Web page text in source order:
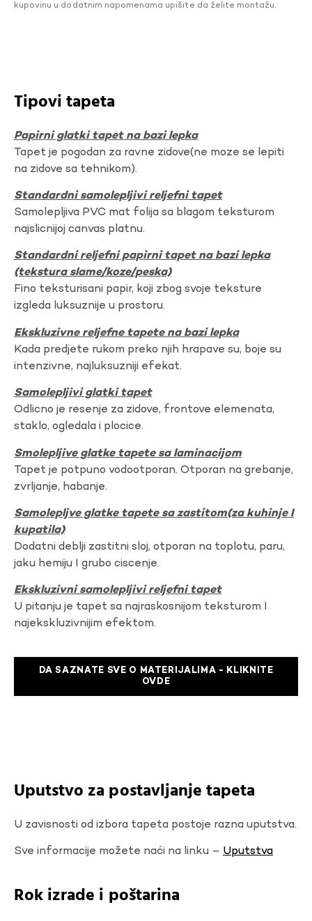
kupovinu u dodatnim napomenama upišite da želite montažu.
Tipovi tapeta
Papirni glatki tapet na bazi lepka
Tapet je pogodan za ravne zidove(ne moze se lepiti
na zidove sa tehnikom).
Standardni samolepljivi reljefni tapet
Samolepljiva PVC mat folija sa blagom teksturom
najslicnijoj canvas platnu.
Standardni reljefni papirni tapet na bazi lepka
(tekstura slame/koze/peska)
Fino teksturisani papir, koji zbog svoje teksture
izgleda luksuznije u prostoru.
Ekskluzivne reljefne tapete na bazi lepka
Kada predjete rukom preko njih hrapave su, boje su
intenzivne, najluksuzniji efekat.
Samolepljivi glatki tapet
Odlicno je resenje za zidove, frontove elemenata,
staklo, ogledala i plocice.
Smolepljive glatke tapete sa laminacijom
Tapet je potpuno vodootporan. Otporan na grebanje,
zvrljanje, habanje.
Samolepljve glatke tapete sa zastitom(za kuhinje I
kupatila)
Dodatni deblji zastitni sloj, otporan na toplotu, paru,
jaku hemiju I grubo ciscenje.
Ekskluzivni samolepljivi reljefni tapet
U pitanju je tapet sa najraskosnijom teksturom I
najekskluzivnijim efektom.
DA SAZNATE SVE O MATERIJALIMA - KLIKNITE
OVDE
Uputstvo za postavljanje tapeta
U zavisnosti od izbora tapeta postoje razna uputstva.
Sve informacije možete naći na linku – Uputstva
Rok izrade i poštarina